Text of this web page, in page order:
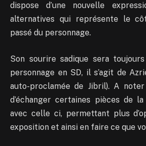
dispose d’une nouvelle
alternatives qui représente le
passé du personnage.
Son sourire sadique sera toujours
personnage en SD, il s’agit de
auto-proclamée de Jibril). A
d’échanger certaines pièces de
avec celle ci, permettant plus
exposition et ainsi en faire ce que